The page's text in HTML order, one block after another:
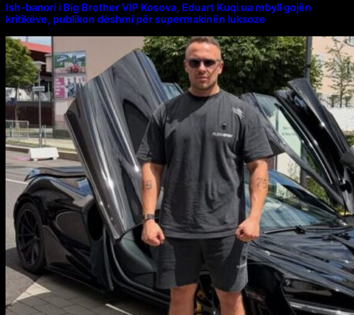
Ish-banori i Big Brother VIP Kosova, Eduart Kuqi ua mbyll gojën
kritikëve, publikon dëshmi për supermakinën luksoze